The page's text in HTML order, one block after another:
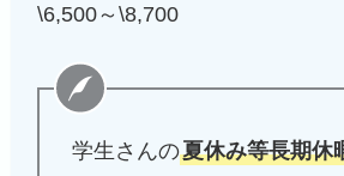
\6,500～\8,700
学生さんの夏休み等長期休